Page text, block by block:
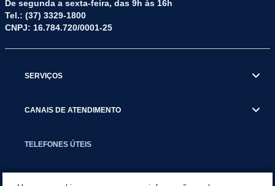
De segunda a sexta-feira, das 9h às 16h
Tel.: (37) 3329-1800
CNPJ: 16.784.720/0001-25
SERVIÇOS
CANAIS DE ATENDIMENTO
TELEFONES ÚTEIS